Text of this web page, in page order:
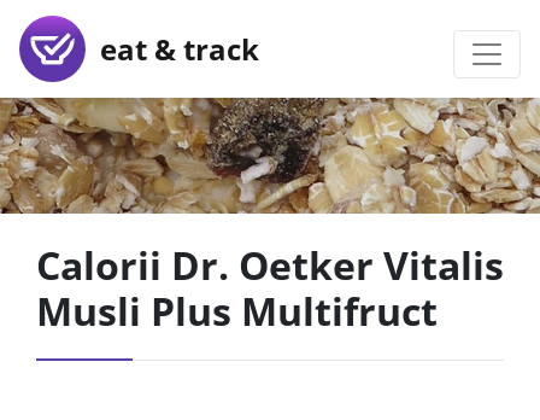
eat & track
Calorii Dr. Oetker Vitalis
Musli Plus Multifruct